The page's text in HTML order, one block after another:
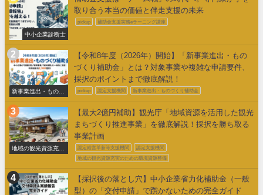
中小企業診断士
取り合う本当の価値と伴走支援の未来
pickup 補助金支援実務eラーニング講座
新事業進出・ものづ
【令和8年度（2026年）開始】「新事業進出・もの
づくり補助金」とは？対象事業や複雑な申請要件、
採択のポイントまで徹底解説！
pickup 認定支援機関 新事業進出・ものづくり補助金
地域の観光資源充実
【最大2億円補助】観光庁「地域資源を活用した観光
まちづくり推進事業」を徹底解説！採択を勝ち取る
事業計画
認定経営革新等支援機関 認定支援機関
地域の観光資源充実のための環境資源整備
【採択後の落とし穴】中小企業省力化補助金（一般
型）の「交付申請」で躓かないための完全ガイド